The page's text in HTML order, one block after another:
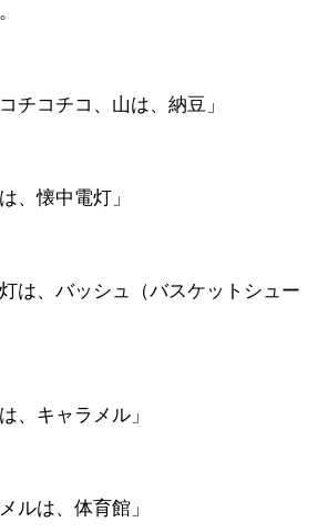
チコチコ、山は、納豆」
、懐中電灯」
は、バッシュ（バスケットシュー
、キャラメル」
ルは、体育館」